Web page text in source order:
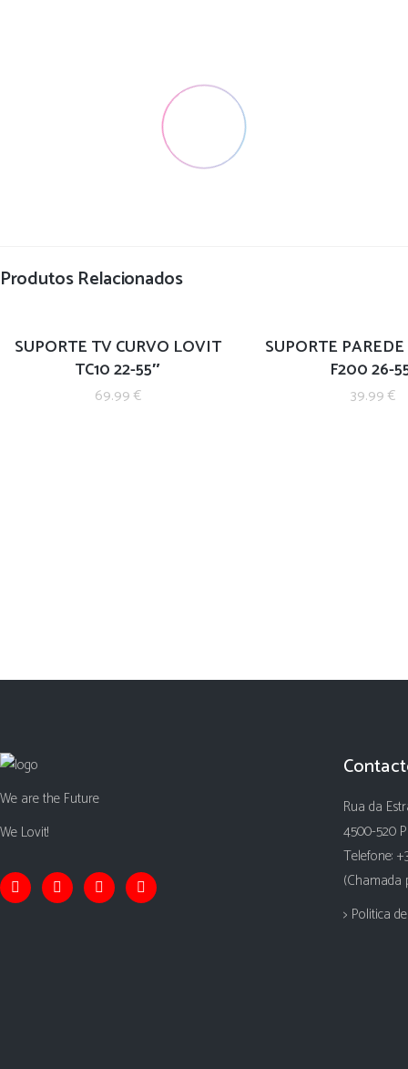
Produtos Relacionados
SUPORTE TV CURVO LOVIT
TC10 22-55″
69.99 €
SUPORTE
F200 26-
39.99€
We are the Future
We Lovit!
Rua da
4500-520
Telefone:
(Chamada
> Politica